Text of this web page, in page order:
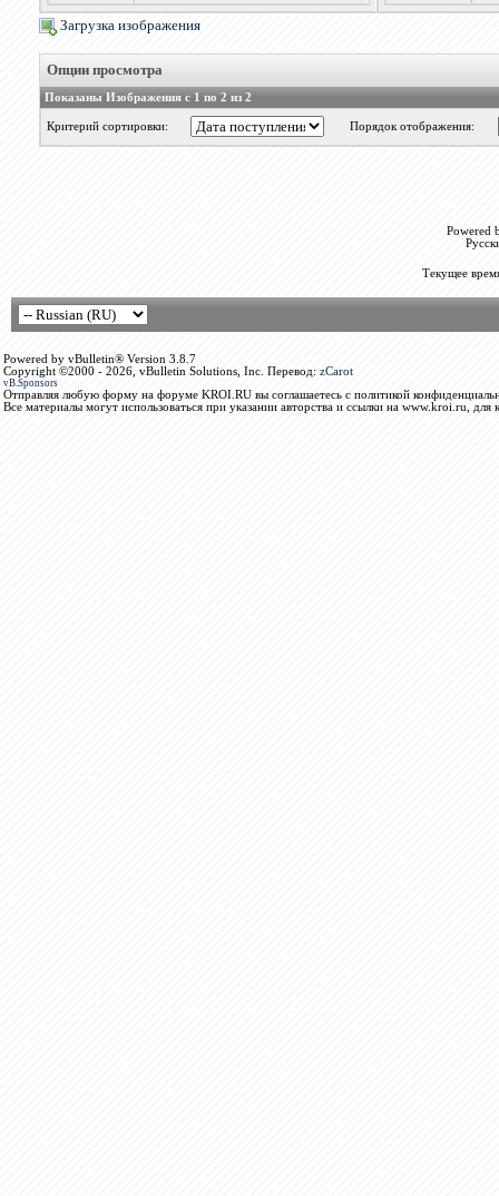
Загрузка изображения
Опции просмотра
Показаны Изображения с 1 по 2 из 2
Критерий сортировки: Порядок отображения:
Powered
Текущее
Powered by vBulletin® Version 3.8.7
Copyright ©2000 - 2026, vBulletin Solutions, Inc. Перевод: zCarot
vB.Sponsors
Отправляя любую форму на форуме KROI.RU вы соглашаетесь с политикой
Все материалы могут использоваться при указании авторства и ссылки на www.kroi.ru, для